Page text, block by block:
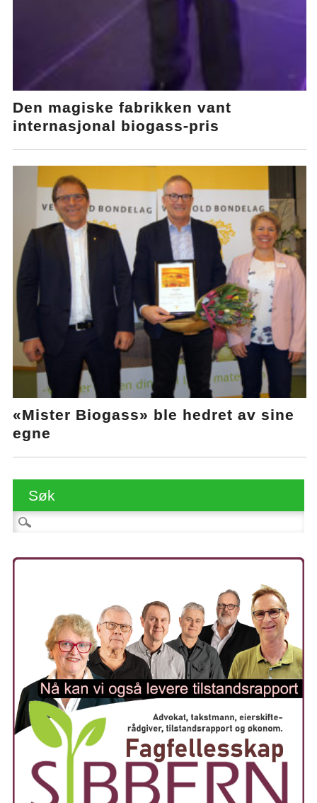
Den magiske fabrikken vant
internasjonal biogass-pris
«Mister Biogass» ble hedret av sine
egne
Søk
Søk etter: